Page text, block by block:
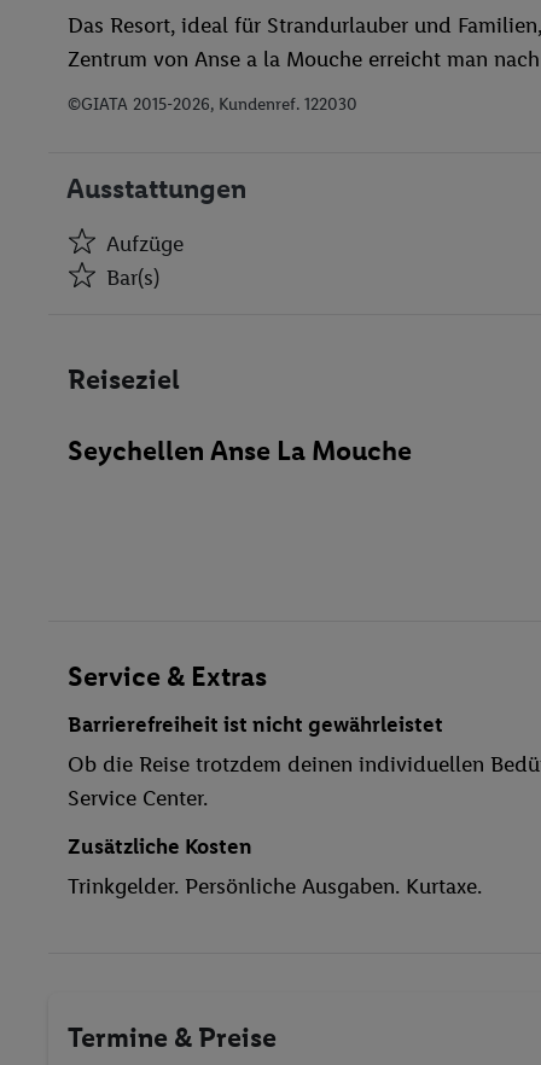
Das Resort, ideal für Strandurlauber und
Zentrum von Anse a la Mouche erreicht man
©GIATA 2015-2026, Kundenref. 122030
Ausstattungen
Aufzüge
Bar(s)
Bar(s)
WLAN-Internet
Haustiere
Tauchen
Fitnessstudio
Reiseziel
Seychellen Anse La Mouche
Service & Extras
Barrierefreiheit ist nicht gewährleistet
Ob die Reise trotzdem deinen individuellen
Service Center.
Zusätzliche Kosten
Trinkgelder. Persönliche Ausgaben. Kurtaxe.
Termine & Preise